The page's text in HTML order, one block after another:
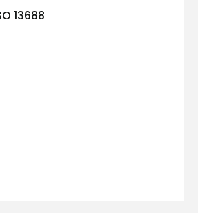
13688Kontakttālrunis